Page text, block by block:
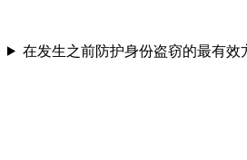
在发生之前防护身份盗窃的最有效